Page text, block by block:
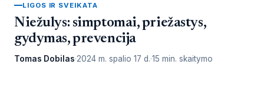
LIGOS IR SVEIKATA
Niežulys: simptomai, priežastys,
gydymas, prevencija
Tomas Dobilas 2024 m. spalio 17 d. 15 min. skaitymo